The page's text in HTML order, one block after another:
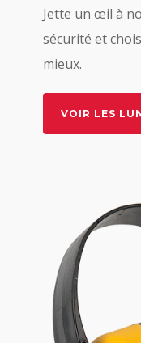
Jette un œil à
sécurité et
mieux.
VOIR LES